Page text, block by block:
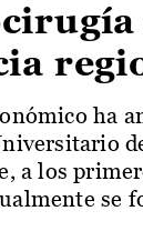
ha
a los
se